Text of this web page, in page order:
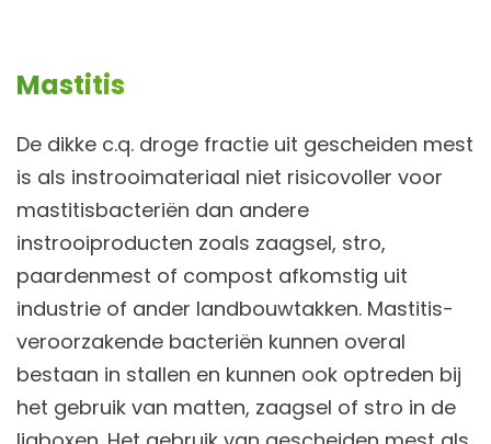
Mastitis
De dikke c.q. droge fractie uit gescheiden mest
is als instrooimateriaal niet risicovoller voor
mastitisbacteriën dan andere
instrooiproducten zoals zaagsel, stro,
paardenmest of compost afkomstig uit
industrie of ander landbouwtakken. Mastitis-
veroorzakende bacteriën kunnen overal
bestaan in stallen en kunnen ook optreden bij
het gebruik van matten, zaagsel of stro in de